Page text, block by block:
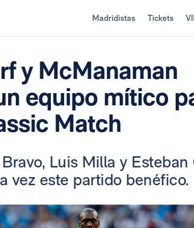
Madridistas Tickets
y McManaman
equipo mítico
Match
Luis Milla y Esteban
vez este partido benéfico.